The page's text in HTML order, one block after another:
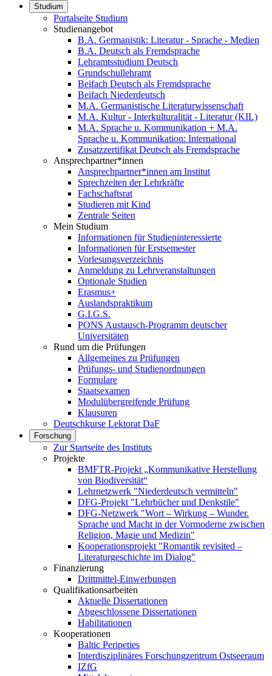
Studium
Portalseite Studium
Studienangebot
B.A. Germanistik: Literatur - Sprache - Medien
B.A. Deutsch als Fremdsprache
Lehramtsstudium Deutsch
Grundschullehramt
Beifach Deutsch als Fremdsprache
Beifach Niederdeutsch
M.A. Germanistische Literaturwissenschaft
M.A. Kultur - Interkulturalität - Literatur (KIL)
M.A. Sprache u. Kommunikation + M.A.
Sprache u. Kommunikation: International
Zusatzzertifikat Deutsch als Fremdsprache
Ansprechpartner*innen
Ansprechpartner*innen am Institut
Sprechzeiten der Lehrkräfte
Fachschaftsrat
Studieren mit Kind
Zentrale Seiten
Mein Studium
Informationen für Studieninteressierte
Informationen für Erstsemester
Vorlesungsverzeichnis
Anmeldung zu Lehrveranstaltungen
Optionale Studien
Erasmus+
Auslandspraktikum
G.I.G.S.
PONS Austausch-Programm deutscher
Universitäten
Rund um die Prüfungen
Allgemeines zu Prüfungen
Prüfungs- und Studienordnungen
Formulare
Staatsexamen
Modulübergreifende Prüfung
Klausuren
Deutschkurse Lektorat DaF
Forschung
Zur Startseite des Instituts
Projekte
BMFTR-Projekt „Kommunikative Herstellung
von Biodiversität“
Lehrnetzwerk "Niederdeutsch vermitteln"
DFG-Projekt "Lehrbücher und Denkstile"
DFG-Netzwerk "Wort – Wirkung – Wunder.
Sprache und Macht in der Vormoderne zwischen
Religion, Magie und Medizin"
Kooperationsprojekt "Romantik revisited –
Literaturgeschichte im Dialog"
Finanzierung
Drittmittel-Einwerbungen
Qualifikationsarbeiten
Aktuelle Dissertationen
Abgeschlossene Dissertationen
Habilitationen
Kooperationen
Baltic Peripeties
Interdisziplinäres Forschungzentrum Ostseeraum
IZfG